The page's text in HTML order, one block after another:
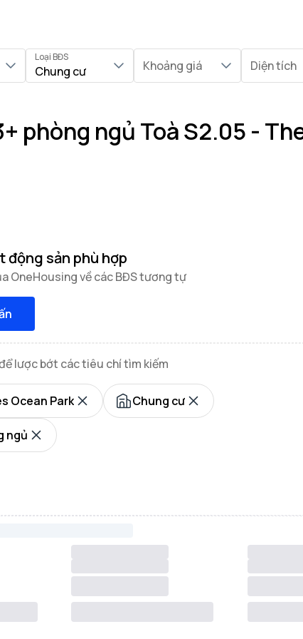
Loại BĐS
Chung cư Khoảng giá Diện tích
phòng ngủ Toà S2.05 -
động sản phù hợp
OneHousing về các BĐS tương tự
để lược bớt các tiêu chí tìm kiếm
Ocean Park Chung cư
ngủ